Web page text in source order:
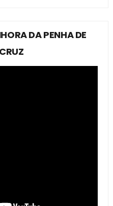
DA PENHA DE